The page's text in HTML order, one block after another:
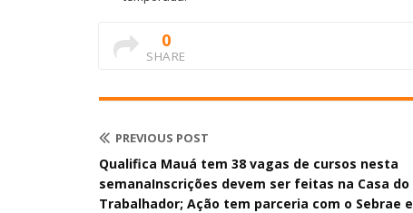
0
SHARE
PREVIOUS POST
Qualifica Mauá tem 38 vagas de cursos nesta
semanaInscrições devem ser feitas na Casa do
Trabalhador; Ação tem parceria com o Sebrae e